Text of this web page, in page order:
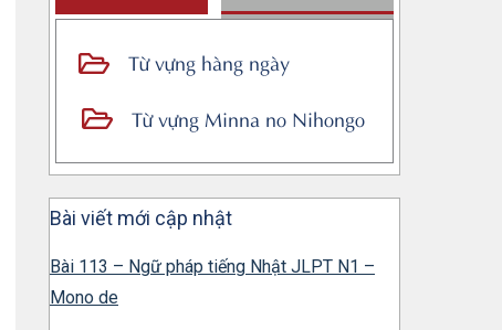
Từ vựng hàng ngày
Từ vựng Minna no Nihongo
Bài viết mới cập nhật
Bài 113 – Ngữ pháp tiếng Nhật JLPT N1 –
Mono de